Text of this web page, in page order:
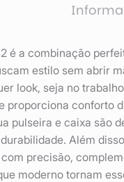
é a combinação
estilo sem abrir
look, seja no
proporciona conforto
pulseira e caixa são
Além
precisão,
moderno tornam